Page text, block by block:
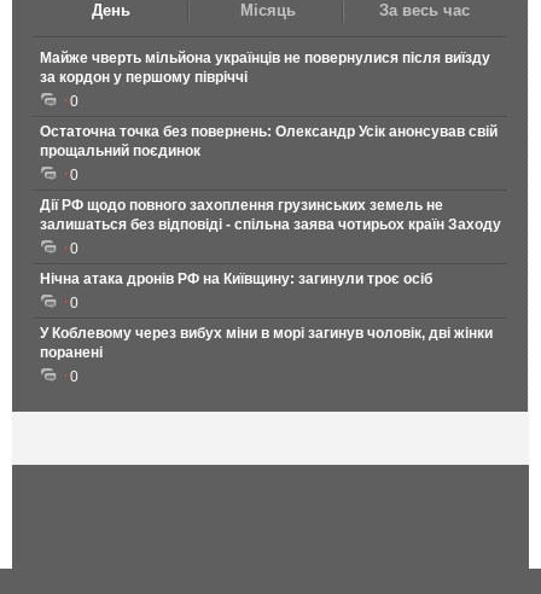
День Місяць За весь час
Майже чверть мільйона українців не повернулися після виїзду
за кордон у першому півріччі
0
Остаточна точка без повернень: Олександр Усік анонсував свій
прощальний поєдинок
0
Дії РФ щодо повного захоплення грузинських земель не
залишаться без відповіді - спільна заява чотирьох країн Заходу
0
Нічна атака дронів РФ на Київщину: загинули троє осіб
0
У Коблевому через вибух міни в морі загинув чоловік, дві жінки
поранені
0